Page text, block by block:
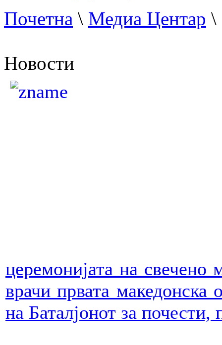
Почетна \ Медиа Центар \
Новости
церемонијата на свечено
врачи првата македонска
на Баталјонот за